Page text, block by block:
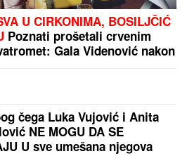
U CIRKONIMA, BOSILJČIĆ
Poznati prošetali crvenim
Gala Videnović nakon
čega Luka Vujović i Anita
NE MOGU DA SE
U sve umešana njegova